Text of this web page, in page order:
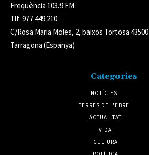
Freqüència 103.9 FM
Tlf: 977 449 210
C/Rosa Maria Moles, 2, baixos Tortosa 43500
Tarragona (Espanya)
Categories
NOTÍCIES
TERRES DE L'EBRE
ACTUALITAT
VIDA
CULTURA